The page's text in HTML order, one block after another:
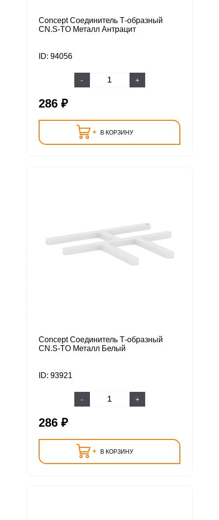
Concept Соединитель Т-образный
CN.S-TO Металл Антрацит
ID: 94056
- +
286 ₽
+ В КОРЗИНУ
Concept Соединитель Т-образный
CN.S-TO Металл Белый
ID: 93921
- +
286 ₽
+ В КОРЗИНУ